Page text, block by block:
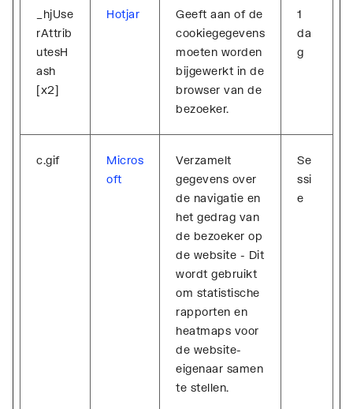
_hjUse
rAttrib
utesH
ash
[x2]
Hotjar
Geeft aan of de
cookiegegevens
moeten worden
bijgewerkt in de
browser van de
bezoeker.
1
da
g
c.gif
Micros
oft
Verzamelt
gegevens over
de navigatie en
het gedrag van
de bezoeker op
de website - Dit
wordt gebruikt
om statistische
rapporten en
heatmaps voor
de website-
eigenaar samen
te stellen.
Se
ssi
e